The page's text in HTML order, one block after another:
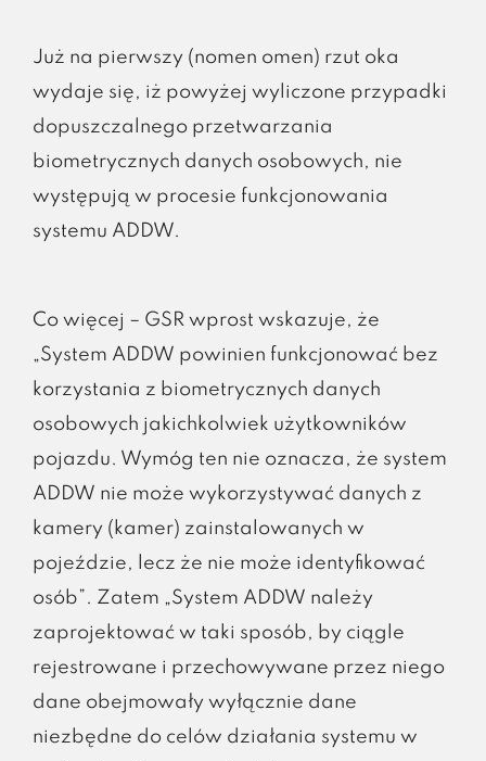
Już na pierwszy (nomen omen) rzut oka
wydaje się, iż powyżej wyliczone przypadki
dopuszczalnego przetwarzania
biometrycznych danych osobowych, nie
występują w procesie funkcjonowania
systemu ADDW.
Co więcej – GSR wprost wskazuje, że
„System ADDW powinien funkcjonować bez
korzystania z biometrycznych danych
osobowych jakichkolwiek użytkowników
pojazdu. Wymóg ten nie oznacza, że system
ADDW nie może wykorzystywać danych z
kamery (kamer) zainstalowanych w
pojeździe, lecz że nie może identyfikować
osób”. Zatem „System ADDW należy
zaprojektować w taki sposób, by ciągle
rejestrowane i przechowywane przez niego
dane obejmowały wyłącznie dane
niezbędne do celów działania systemu w